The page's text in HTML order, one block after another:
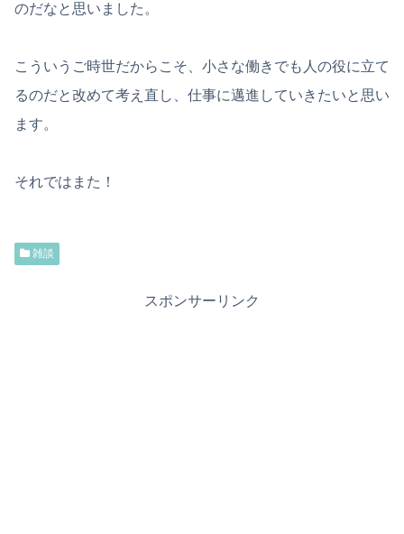
のだなと思いました。
こういうご時世だからこそ、小さな働きでも人の役に立て
るのだと改めて考え直し、仕事に邁進していきたいと思い
ます。
それではまた！
雑談
スポンサーリンク